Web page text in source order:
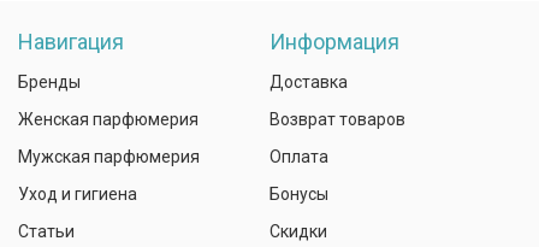
Навигация
Бренды
Женская парфюмерия
Мужская парфюмерия
Уход и гигиена
Статьи
Информация
Доставка
Возврат товаров
Оплата
Бонусы
Скидки